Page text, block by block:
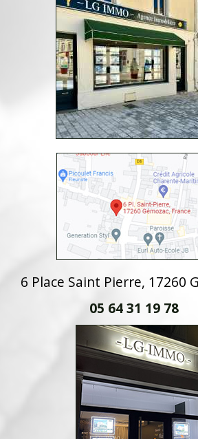
6 Place Saint Pierre, 17260
05 64 31 19 78